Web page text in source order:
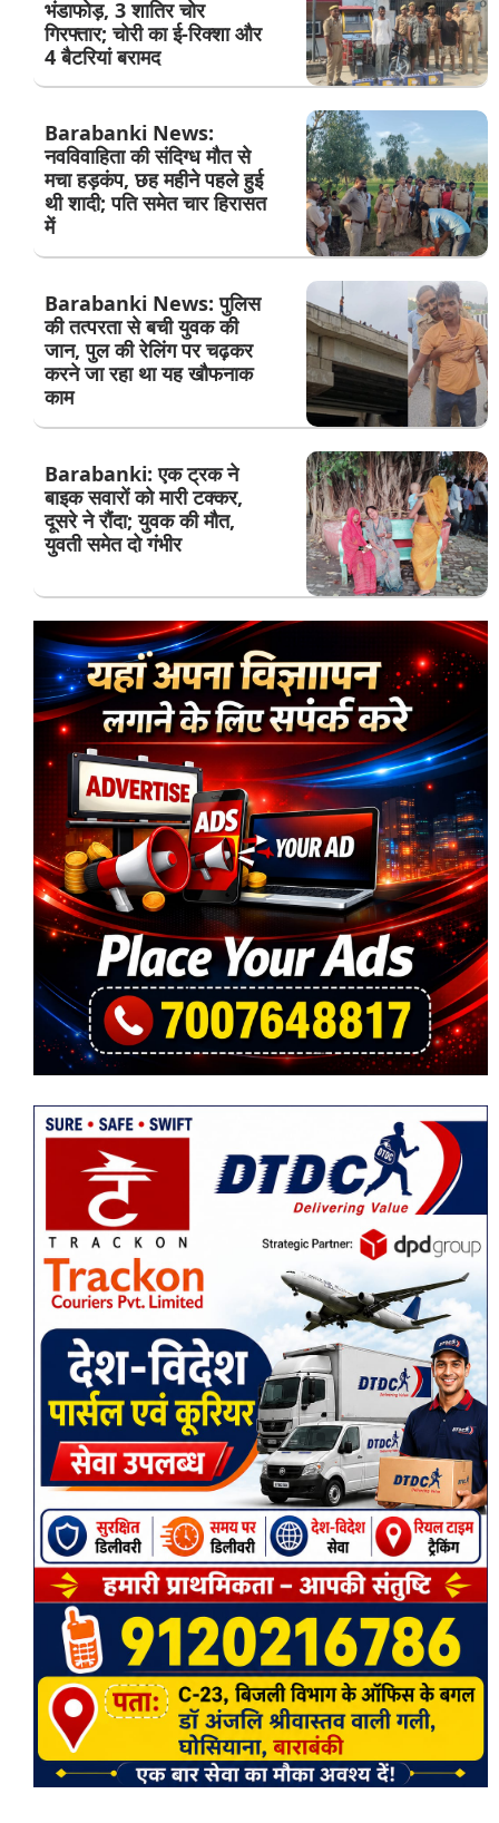
भंडाफोड़, 3 शातिर चोर
गिरफ्तार; चोरी का ई-रिक्शा और
4 बैटरियां बरामद
Barabanki News:
नवविवाहिता की संदिग्ध मौत से
मचा हड़कंप, छह महीने पहले हुई
थी शादी; पति समेत चार हिरासत
में
Barabanki News: पुलिस
की तत्परता से बची युवक की
जान, पुल की रेलिंग पर चढ़कर
करने जा रहा था यह खौफनाक
काम
Barabanki: एक ट्रक ने
बाइक सवारों को मारी टक्कर,
दूसरे ने रौंदा; युवक की मौत,
युवती समेत दो गंभीर